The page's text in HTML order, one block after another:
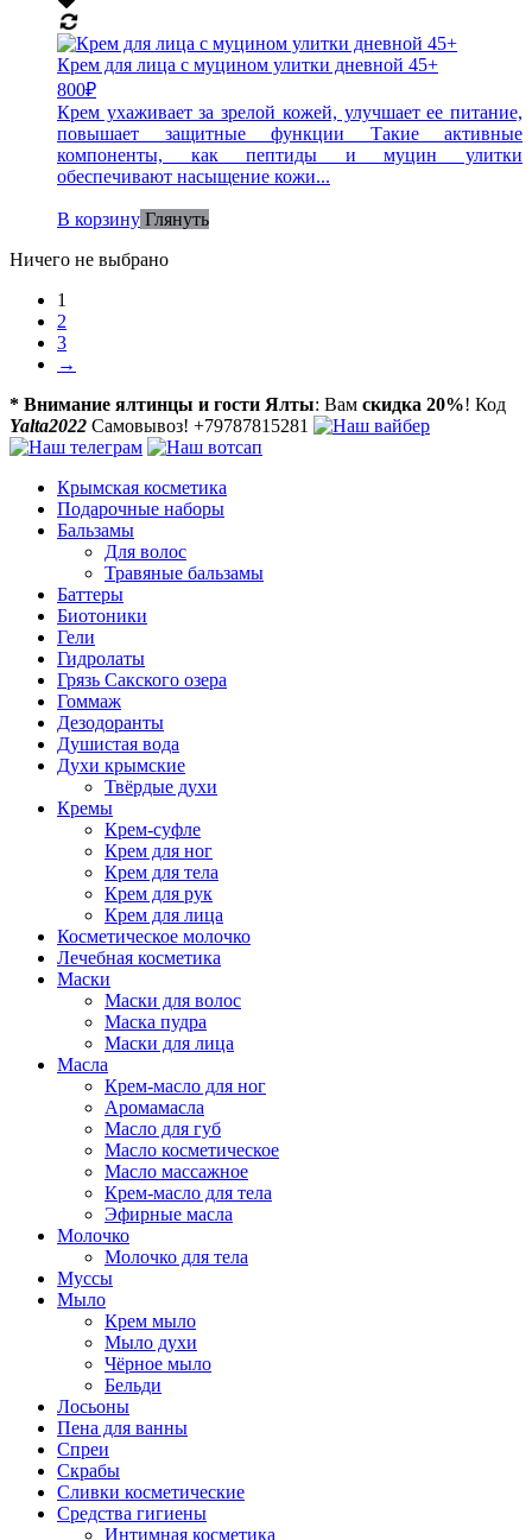
Крем для лица с муцином улитки дневной 45+
800₽
Крем ухаживает за зрелой кожей, улучшает ее питание,
повышает защитные функции Такие активные
компоненты, как пептиды и муцин улитки
обеспечивают насыщение кожи...
В корзину Глянуть
Ничего не выбрано
1
2
3
→
* Внимание ялтинцы и гости Ялты: Вам скидка 20%! Код
Yalta2022 Самовывоз! +79787815281
Крымская косметика
Подарочные наборы
Бальзамы
Для волос
Травяные бальзамы
Баттеры
Биотоники
Гели
Гидролаты
Грязь Сакского озера
Гоммаж
Дезодоранты
Душистая вода
Духи крымские
Твёрдые духи
Кремы
Крем-суфле
Крем для ног
Крем для тела
Крем для рук
Крем для лица
Косметическое молочко
Лечебная косметика
Маски
Маски для волос
Маска пудра
Маски для лица
Масла
Крем-масло для ног
Аромамасла
Масло для губ
Масло косметическое
Масло массажное
Крем-масло для тела
Эфирные масла
Молочко
Молочко для тела
Муссы
Мыло
Крем мыло
Мыло духи
Чёрное мыло
Бельди
Лосьоны
Пена для ванны
Спреи
Скрабы
Сливки косметические
Средства гигиены
Интимная косметика